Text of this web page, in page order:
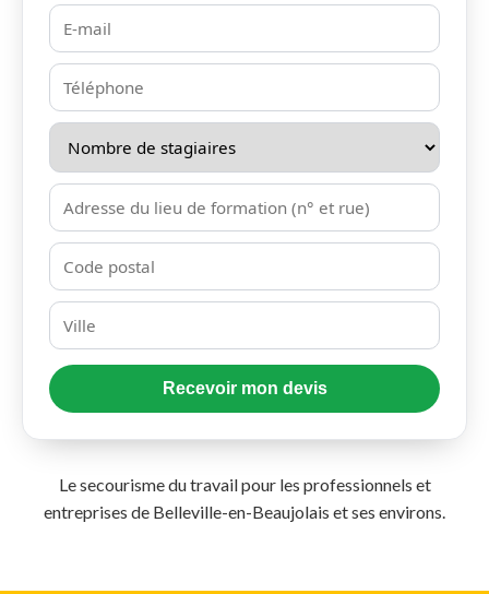
Recevoir mon devis
Le secourisme du travail pour les professionnels et
entreprises de Belleville-en-Beaujolais et ses environs.